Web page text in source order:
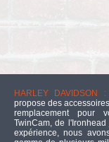
HARLEY DAVIDSON :
propose des
remplacement pour
TwinCam, de
expérience, nous